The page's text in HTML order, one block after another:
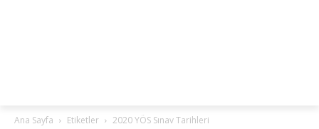
Ana Sayfa Etiketler 2020 YÖS Sınav Tarihleri